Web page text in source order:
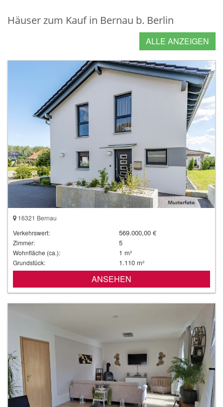
Häuser zum Kauf in Bernau b. Berlin
ALLE ANZEIGEN
16321 Bernau
Verkehrswert:
569.000,00 €
Zimmer: 5
Wohnfläche (ca.): 1 m²
Grundstück: 1.110 m²
ANSEHEN